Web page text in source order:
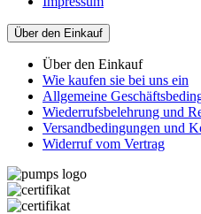
Über den Einkauf
Über den Einkauf
Wie kaufen sie bei uns ein
Allgemeine
Wiederrufsbelehrung und
Versandbedingungen und
Widerruf vom Vertrag